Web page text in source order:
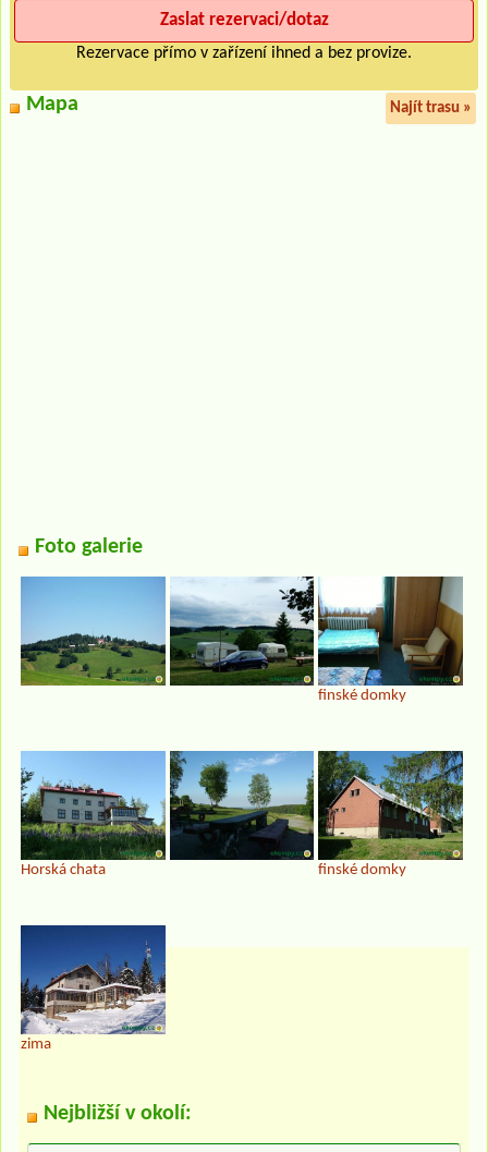
Rezervace přímo v zařízení ihned a bez provize.
Mapa Najít trasu »
Foto galerie
finské domky
Horská chata finské domky
zima
Nejbližší v okolí: